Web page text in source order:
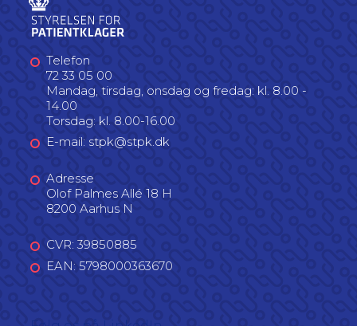
Telefon
72 33 05 00
Mandag, tirsdag, onsdag og fredag: kl. 8.00 -
14.00
Torsdag: kl. 8.00-16.00
E-mail: stpk@stpk.dk
Adresse
Olof Palmes Allé 18 H
8200 Aarhus N
CVR: 39850885
EAN: 5798000363670